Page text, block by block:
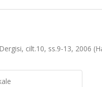
cilt.10, ss.9-13, 2006